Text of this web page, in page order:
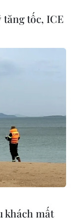
gian qua.
triển khai
năng lực
mô, bộ
ương
tốc, ICE
khách mất